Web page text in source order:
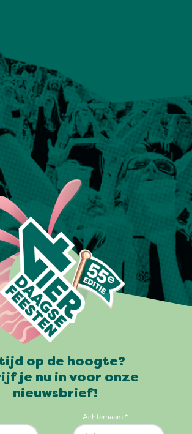
op de hoogte?
je nu in voor onze
nieuwsbrief!